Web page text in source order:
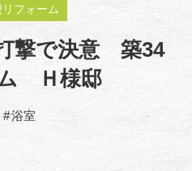
フォーム
撃で決意 築34
Ｈ様邸
浴室